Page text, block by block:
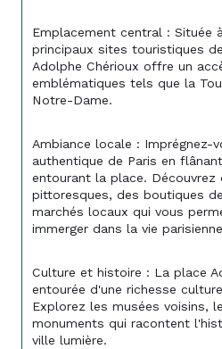
Emplacement central : Située
principaux sites touristiques
Adolphe Chérioux offre un
emblématiques tels que la
Notre-Dame.
Ambiance locale : Imprégnez-
authentique de Paris en
entourant la place. Découvrez
pittoresques, des boutiques
marchés locaux qui vous
immerger dans la vie
Culture et histoire : La place
entourée d'une richesse
Explorez les musées voisins,
monuments qui racontent
ville lumière.